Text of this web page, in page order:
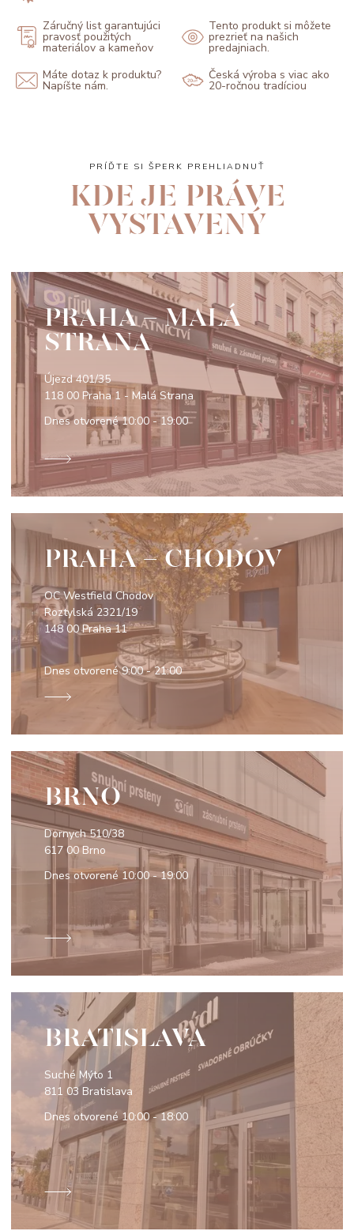
Záručný list garantujúci
pravosť použitých
materiálov a kameňov
Tento produkt si môžete
prezrieť na našich
predajniach.
Máte dotaz k produktu?
Napíšte nám.
Česká výroba s viac ako
20-ročnou tradíciou
PRÍĎTE SI ŠPERK PREHLIADNUŤ
KDE JE PRÁVE
VYSTAVENÝ
PRAHA - MALÁ
STRANA
Újezd 401/35
118 00 Praha 1 - Malá Strana
Dnes otvorené10:00 - 19:00
PRAHA - CHODOV
OC Westfield Chodov
Roztylská 2321/19
148 00 Praha 11
Dnes otvorené9:00 - 21:00
BRNO
Dornych 510/38
617 00 Brno
Dnes otvorené 10:00 - 19:00
BRATISLAVA
Suché Mýto 1
811 03 Bratislava
Dnes otvorené10:00 - 18:00